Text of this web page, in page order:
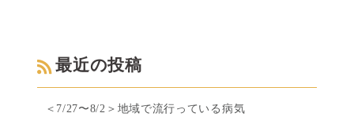
最近の投稿
＜7/27〜8/2＞地域で流行っている病気